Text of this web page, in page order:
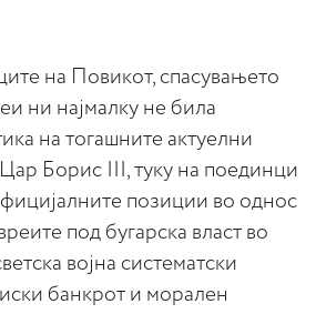
на Повикот, спасувањето
ни најмалку не била
на тогашните актуелни
Борис III, туку на поединци
позиции во однос
под бугарска власт во
војна систематски
банкрот и морален